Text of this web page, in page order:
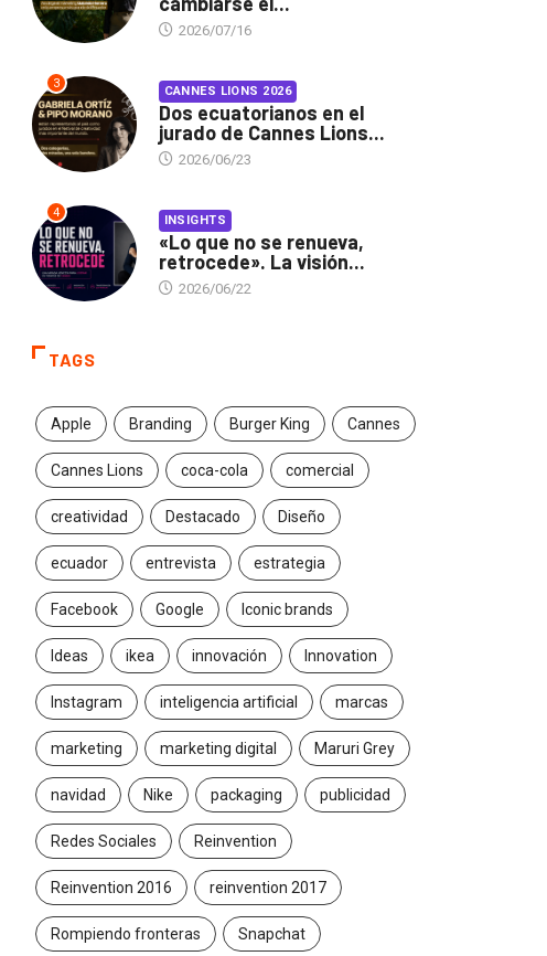
2026/07/16
3 CANNES LIONS 2026
Dos ecuatorianos en el
jurado de Cannes Lions...
2026/06/23
4 INSIGHTS
«Lo que no se renueva,
retrocede». La visión...
2026/06/22
TAGS
Apple Branding Burger King Cannes
Cannes Lions coca-cola comercial
creatividad Destacado Diseño
ecuador entrevista estrategia
Facebook Google Iconic brands
Ideas ikea innovación Innovation
Instagram inteligencia artificial marcas
marketing marketing digital Maruri Grey
navidad Nike packaging publicidad
Redes Sociales Reinvention
Reinvention 2016 reinvention 2017
Rompiendo fronteras Snapchat